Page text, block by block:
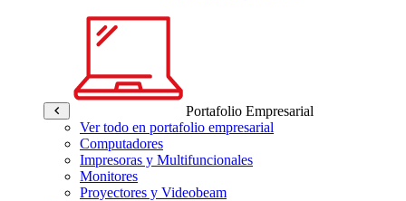
Portafolio Empresarial
Ver todo en portafolio empresarial
Computadores
Impresoras y Multifuncionales
Monitores
Proyectores y Videobeam